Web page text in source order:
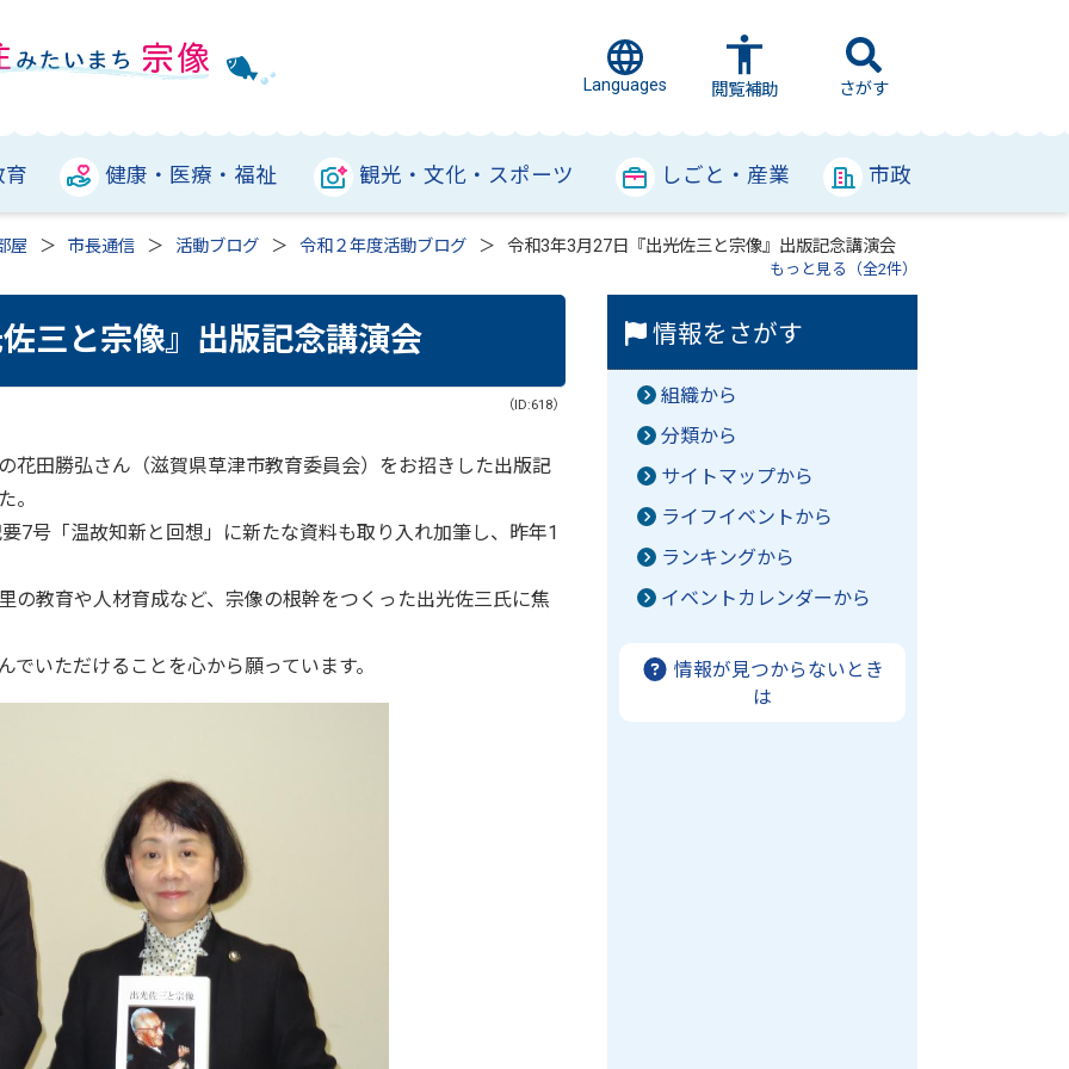
Languages 閲覧補助 さがす
育 健康・医療・福祉 観光・文化・スポーツ しごと・産業 市政
屋 市長通信 活動ブログ 令和２年度活動ブログ 令和3年3月27日『出光佐三と宗像』出版記念講演会
もっと見る（全2件）
三と宗像』出版記念講演会
（ID:618）
花田勝弘さん（滋賀県草津市教育委員会）をお招きした出版記
。
7号「温故知新と回想」に新たな資料も取り入れ加筆し、昨年1
の教育や人材育成など、宗像の根幹をつくった出光佐三氏に焦
いただけることを心から願っています。
情報をさがす
組織から
分類から
サイトマップから
ライフイベントから
ランキングから
イベントカレンダーから
情報が見つからないとき
は